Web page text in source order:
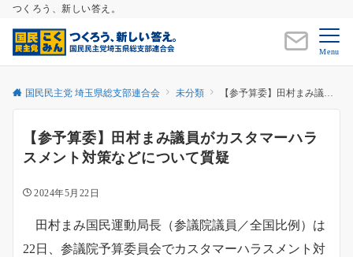
つくろう、新しい答え。
Menu
国民民主党 埼玉県総支部連合会 未分類 【参予算委】田村まみ議員がカスタマーハラスメント対策などについて質疑
【参予算委】田村まみ議員がカスタマーハラ
スメント対策などについて質疑
2024年5月22日
田村まみ国民運動局長（参議院議員／全国比例）は
22日、参議院予算委員会でカスタマーハラスメント対